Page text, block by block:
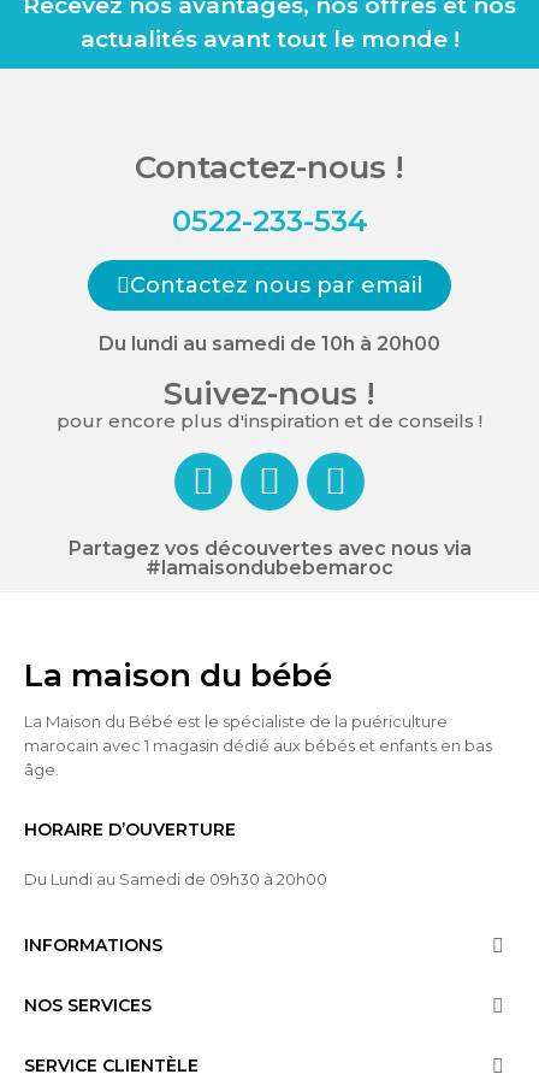
actualités avant tout le monde !
Contactez-nous !
0522-233-534
Contactez nous par email
Du lundi au samedi de 10h à 20h00
Suivez-nous !
pour encore plus d'inspiration et de conseils !
Partagez vos découvertes avec nous via
#lamaisondubebemaroc
La maison du bébé
La Maison du Bébé est le spécialiste de la puériculture
marocain avec 1 magasin dédié aux bébés et enfants en bas
âge.
HORAIRE D’OUVERTURE
Du Lundi au Samedi de 09h30 à 20h00
INFORMATIONS 
NOS SERVICES 
SERVICE CLIENTÈLE 